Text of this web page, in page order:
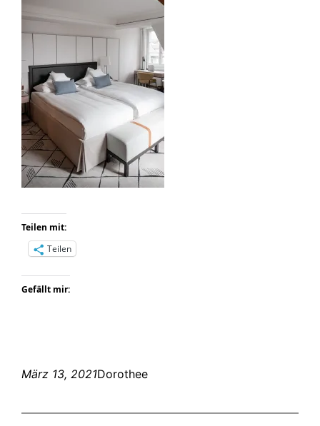
Teilen mit:
Teilen
Gefällt mir:
März 13, 2021Dorothee